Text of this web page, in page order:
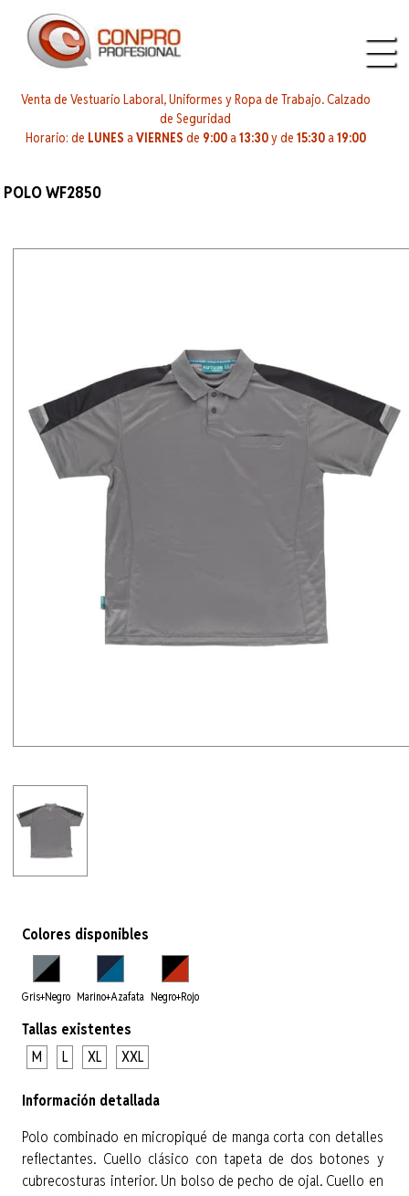
Venta de Vestuario Laboral, Uniformes y Ropa de Trabajo. Calzado
de Seguridad
Horario: de LUNES aVIERNES de 9:00a13:30y de 15:30a19:00
POLO WF2850
Colores disponibles
Gris+Negro Marino+Azafata Negro+Rojo
Tallas existentes
M
L XL XXL
Información detallada
Polo combinado en micropiqué de manga corta con detalles
reflectantes. Cuello clásico con tapeta de dos botones y
cubrecosturas interior. Un bolso de pecho de ojal. Cuello en